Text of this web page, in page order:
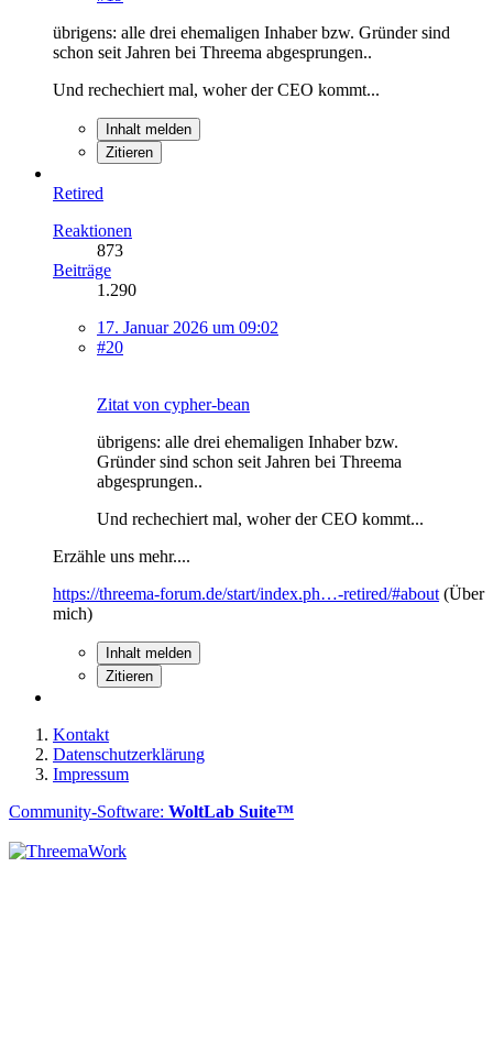
übrigens: alle drei ehemaligen Inhaber bzw. Gründer sind
schon seit Jahren bei Threema abgesprungen..
Und rechechiert mal, woher der CEO kommt...
Inhalt melden
Zitieren
Retired
Reaktionen
873
Beiträge
1.290
17. Januar 2026 um 09:02
#20
Zitat von cypher-bean
übrigens: alle drei ehemaligen Inhaber bzw.
Gründer sind schon seit Jahren bei Threema
abgesprungen..
Und rechechiert mal, woher der CEO kommt...
Erzähle uns mehr....
https://threema-forum.de/start/index.ph…-retired/#about (Über
mich)
Inhalt melden
Zitieren
Kontakt
Datenschutzerklärung
Impressum
Community-Software: WoltLab Suite™